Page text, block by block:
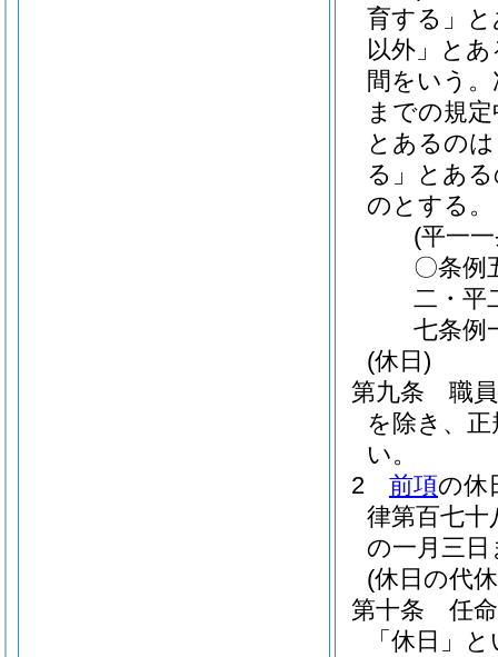
育する」
以外」と
間をいう
までの規
とあるの
る」とあ
のとする。
(平一
〇条例
二・平
七条例
(休日)
第九条
職
を除き、
い。
2
前項の休
律第百七十
の一月三
(休日の代
第十条
任
「休日」